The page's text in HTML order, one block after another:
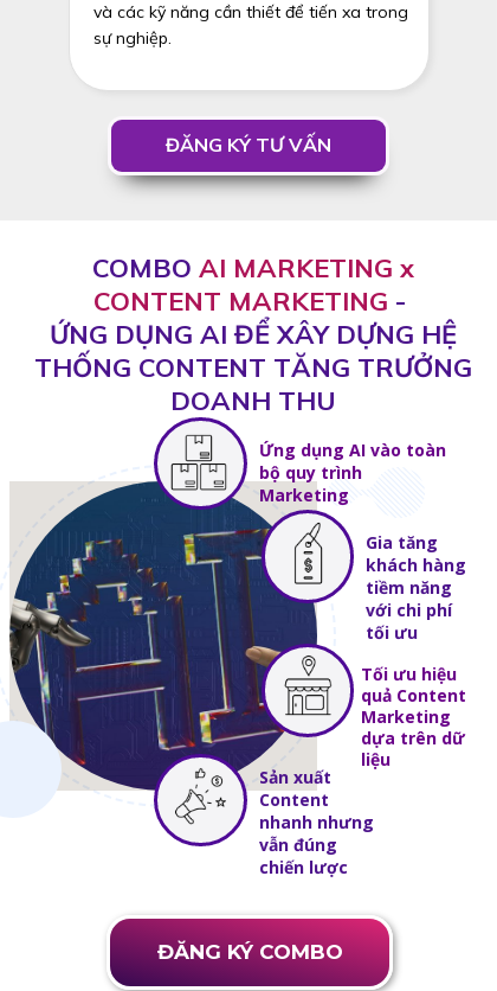
và các kỹ năng cần thiết để tiến xa trong
sự nghiệp.
ĐĂNG KÝ TƯ VẤN
COMBO AI MARKETING x
CONTENT MARKETING -
ỨNG DỤNG AI ĐỂ XÂY DỰNG HỆ
THỐNG CONTENT TĂNG TRƯỞNG
DOANH THU
Gia tăng
khách hàng
tiềm năng
với chi phí
tối ưu
Tối ưu hiệu
quả Content
Marketing
dựa trên dữ
liệu
Sản xuất
Content
nhanh nhưng
vẫn đúng
chiến lược
Ứng dụng AI vào toàn
bộ quy trình
Marketing
ĐĂNG KÝ COMBO